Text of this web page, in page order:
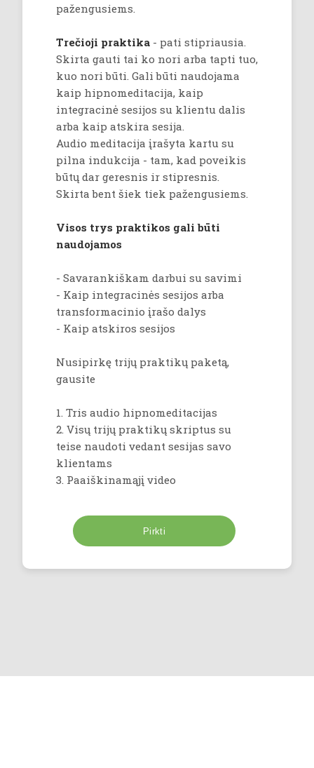
pažengusiems.
Trečioji praktika - pati stipriausia.
Skirta gauti tai ko nori arba tapti tuo,
kuo nori būti. Gali būti naudojama
kaip hipnomeditacija, kaip
integracinė sesijos su klientu dalis
arba kaip atskira sesija.
Audio meditacija įrašyta kartu su
pilna indukcija - tam, kad poveikis
būtų dar geresnis ir stipresnis.
Skirta bent šiek tiek pažengusiems.
Visos trys praktikos gali būti
naudojamos
- Savarankiškam darbui su savimi
- Kaip integracinės sesijos arba
transformacinio įrašo dalys
- Kaip atskiros sesijos
Nusipirkę trijų praktikų paketą,
gausite
1. Tris audio hipnomeditacijas
2. Visų trijų praktikų skriptus su
teise naudoti vedant sesijas savo
klientams
3. Paaiškinamąjį video